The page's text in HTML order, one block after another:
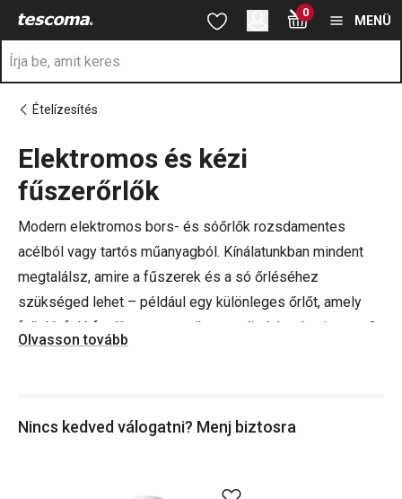
Ugrás a fő tartalomhoz
Ugrás a kereséshez
Ugrás a navigációhoz 0
MENÜ
Ételízesítés
Elektromos és kézi
fűszerőrlők
Modern elektromos bors- és sóőrlők rozsdamentes
acélból vagy tartós műanyagból. Kínálatunkban mindent
megtalálsz, amire a fűszerek és a só őrléséhez
szükséged lehet – például egy különleges őrlőt, amely
fejjel lefelé fordítva automatikusan elindul, valamint egy 2
az 1-ben elektromos bors- és sóőrlőt. Ne felejtsd el
minden készen álljon, ha betoppannának a vendégek!
Olvasson tovább
Nincs kedved válogatni? Menj biztosra